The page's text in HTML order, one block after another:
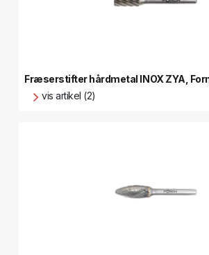
Fræserstifter hårdmetal INOX ZYA,
vis artikel (2)